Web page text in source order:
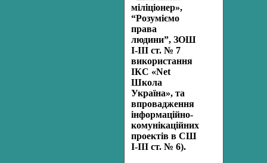
міліціонер»,
“Розуміємо
права
людини”, ЗОШ
І-ІІІ ст. № 7
використання
ІКС «Net
Школа
Україна», та
впровадження
інформаційно-
комунікаційних
проектів в СШ
І-ІІІ ст. № 6).